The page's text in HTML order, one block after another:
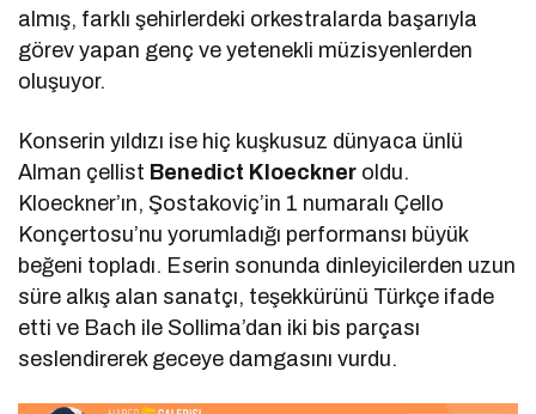
almış, farklı şehirlerdeki orkestralarda başarıyla
görev yapan genç ve yetenekli müzisyenlerden
oluşuyor.
Konserin yıldızı ise hiç kuşkusuz dünyaca ünlü
Alman çellist Benedict Kloeckner oldu.
Kloeckner’ın, Şostakoviç’in 1 numaralı Çello
Konçertosu’nu yorumladığı performansı büyük
beğeni topladı. Eserin sonunda dinleyicilerden uzun
süre alkış alan sanatçı, teşekkürünü Türkçe ifade
etti ve Bach ile Sollima’dan iki bis parçası
seslendirerek geceye damgasını vurdu.